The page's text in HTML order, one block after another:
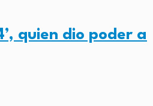
quien dio poder a